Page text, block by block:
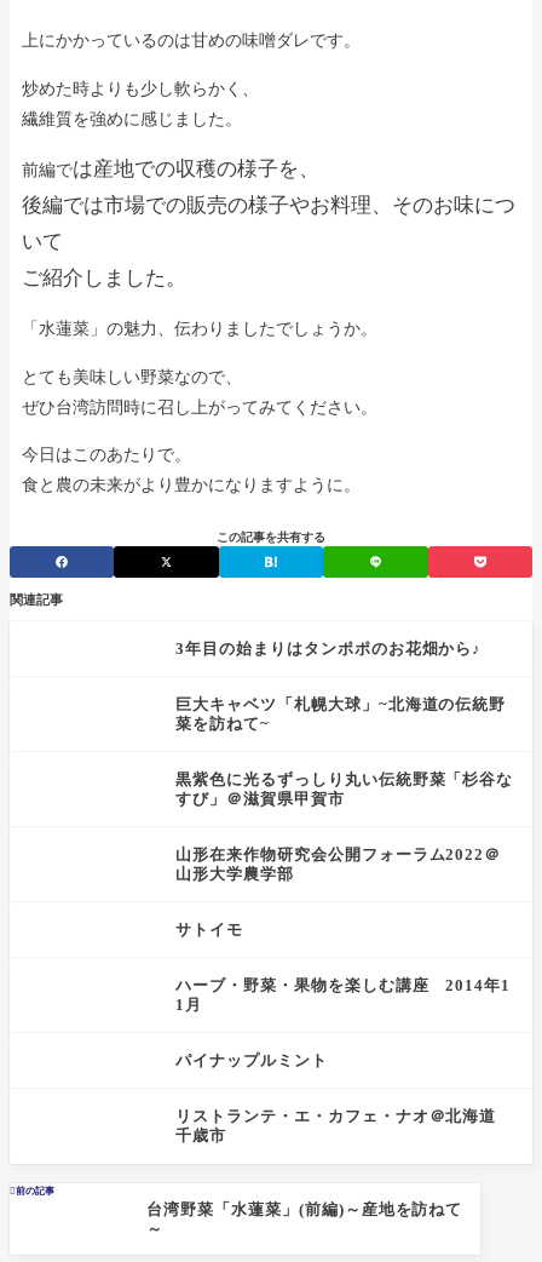
上にかかっているのは甘めの味噌ダレです。
炒めた時よりも少し軟らかく、
繊維質を強めに感じました。
前編では産地での収穫の様子を、
後編では市場での販売の様子やお料理、そのお味につ
いて
ご紹介しました。
「水蓮菜」の魅力、伝わりましたでしょうか。
とても美味しい野菜なので、
ぜひ台湾訪問時に召し上がってみてください。
今日はこのあたりで。
食と農の未来がより豊かになりますように。
この記事を共有する
関連記事
3年目の始まりはタンポポのお花畑から♪
巨大キャベツ「札幌大球」~北海道の伝統野
菜を訪ねて~
黒紫色に光るずっしり丸い伝統野菜「杉谷な
すび」＠滋賀県甲賀市
山形在来作物研究会公開フォーラム2022＠
山形大学農学部
サトイモ
ハーブ・野菜・果物を楽しむ講座 2014年1
1月
パイナップルミント
リストランテ・エ・カフェ・ナオ＠北海道
千歳市
前の記事
台湾野菜「水蓮菜」(前編)～産地を訪ねて
～